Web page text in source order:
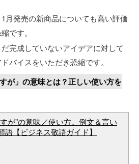
月発売の新商品についても高い評価
です。
完成していないアイデアに対して
バイスをいただき恐縮です。
すが」の意味とは？正しい使い方を
が"の意味／使い方。例文＆言い
語【ビジネス敬語ガイド】